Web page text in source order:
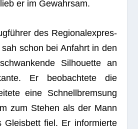
er im Gewahrsam.
des Regio­nal­ex­pres­
schon bei Anfahrt in den
Sil­hou­ette an
Er beob­ach­tete die
eine Schnell­brem­sung
zum Ste­hen als der Mann
Gleis­bett fiel. Er infor­mierte